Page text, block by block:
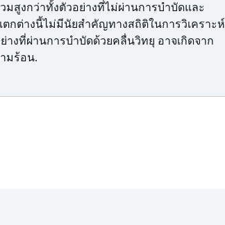
สูงกว่าทั้งตัวอย่างที่ไม่ผ่านการบำบัดและ
กต่างนี้ไม่มีนัยสำคัญทางสถิติในการวิเคราะห์
งที่ผ่านการบำบัดด้วยคลื่นวิทยุ อาจเกิดจาก
มร้อน.